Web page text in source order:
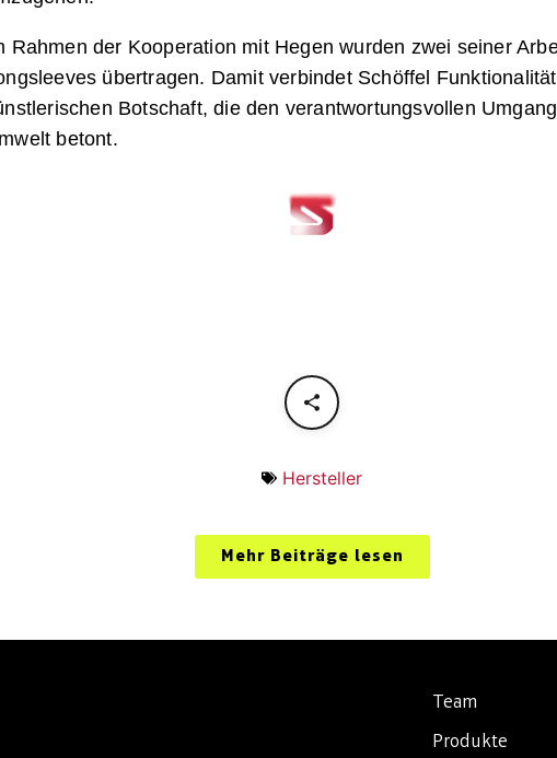
Rahmen der Kooperation mit Hegen wurden zwei seiner
übertragen. Damit verbindet Schöffel
Botschaft, die den verantwortungsvollen
betont.
Hersteller
Mehr Beiträge lesen
Team
Produkte